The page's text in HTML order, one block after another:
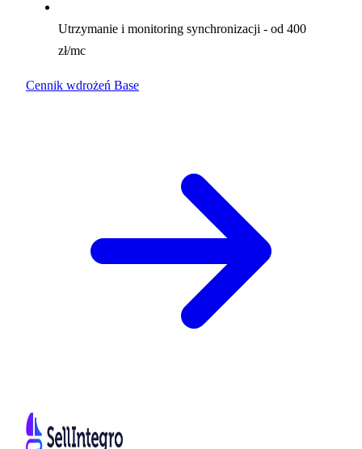
Utrzymanie i monitoring synchronizacji - od 400
zł/mc
Cennik wdrożeń Base